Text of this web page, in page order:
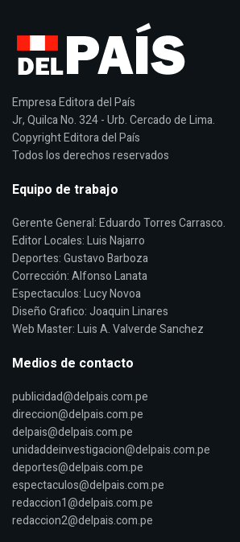
Empresa Editora del País
Jr, Quilca No. 324 - Urb. Cercado de Lima.
Copyright Editora del País
Todos los derechos reservados
Equipo de trabajo
Gerente General: Eduardo Torres Carrasco.
Editor Locales: Luis Najarro
Deportes: Gustavo Barboza
Corrección: Alfonso Lanata
Espectaculos: Lucy Novoa
Diseño Grafico: Joaquin Linares
Web Master: Luis A. Valverde Sanchez
Medios de contacto
publicidad@delpais.com.pe
direccion@delpais.com.pe
delpais@delpais.com.pe
unidaddeinvestigacion@delpais.com.pe
deportes@delpais.com.pe
espectaculos@delpais.com.pe
redaccion1@delpais.com.pe
redaccion2@delpais.com.pe